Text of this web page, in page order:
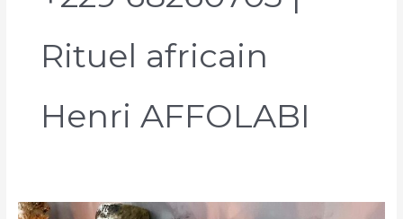
Rituel africain
Henri AFFOLABI